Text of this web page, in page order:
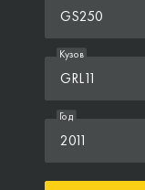
GS250
GRL11
Кузов
2011
Год